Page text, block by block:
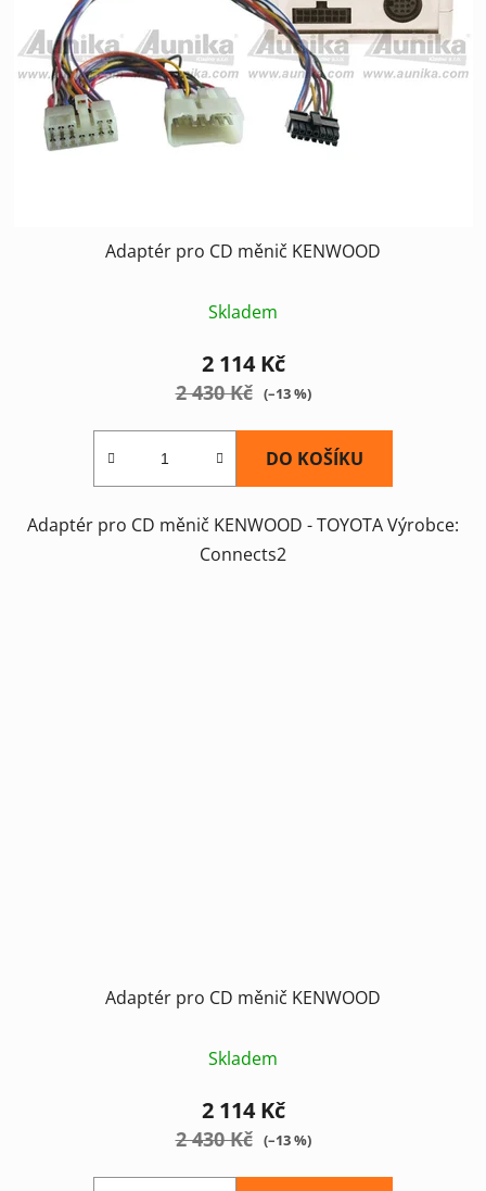
Adaptér pro CD měnič KENWOOD
Skladem
2 114 Kč
2 430 Kč (–13 %)
DO KOŠÍKU
Adaptér pro CD měnič KENWOOD - TOYOTA Výrobce:
Connects2
Adaptér pro CD měnič KENWOOD
Skladem
2 114 Kč
2 430 Kč (–13 %)